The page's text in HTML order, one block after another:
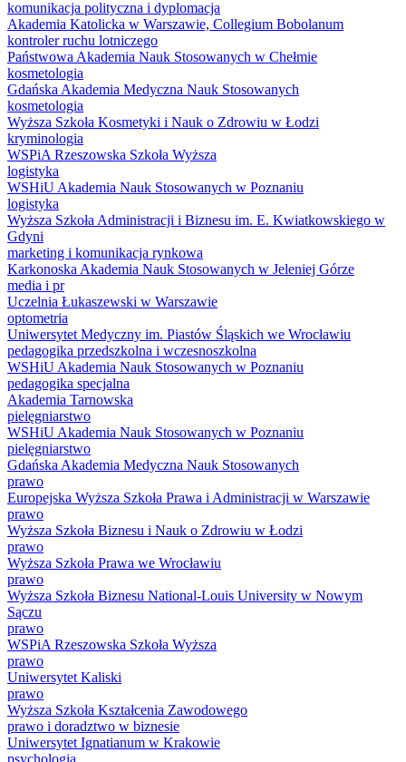
komunikacja polityczna i dyplomacja
Akademia Katolicka w Warszawie, Collegium Bobolanum
kontroler ruchu lotniczego
Państwowa Akademia Nauk Stosowanych w Chełmie
kosmetologia
Gdańska Akademia Medyczna Nauk Stosowanych
kosmetologia
Wyższa Szkoła Kosmetyki i Nauk o Zdrowiu w Łodzi
kryminologia
WSPiA Rzeszowska Szkoła Wyższa
logistyka
WSHiU Akademia Nauk Stosowanych w Poznaniu
logistyka
Wyższa Szkoła Administracji i Biznesu im. E. Kwiatkowskiego w
Gdyni
marketing i komunikacja rynkowa
Karkonoska Akademia Nauk Stosowanych w Jeleniej Górze
media i pr
Uczelnia Łukaszewski w Warszawie
optometria
Uniwersytet Medyczny im. Piastów Śląskich we Wrocławiu
pedagogika przedszkolna i wczesnoszkolna
WSHiU Akademia Nauk Stosowanych w Poznaniu
pedagogika specjalna
Akademia Tarnowska
pielęgniarstwo
WSHiU Akademia Nauk Stosowanych w Poznaniu
pielęgniarstwo
Gdańska Akademia Medyczna Nauk Stosowanych
prawo
Europejska Wyższa Szkoła Prawa i Administracji w Warszawie
prawo
Wyższa Szkoła Biznesu i Nauk o Zdrowiu w Łodzi
prawo
Wyższa Szkoła Prawa we Wrocławiu
prawo
Wyższa Szkoła Biznesu National-Louis University w Nowym
Sączu
prawo
WSPiA Rzeszowska Szkoła Wyższa
prawo
Uniwersytet Kaliski
prawo
Wyższa Szkoła Kształcenia Zawodowego
prawo i doradztwo w biznesie
Uniwersytet Ignatianum w Krakowie
psychologia